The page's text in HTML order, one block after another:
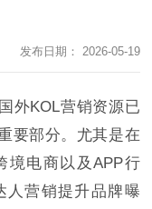
发布日期： 2026-05-19
外KOL营销资源已
要部分。尤其是在
境电商以及APP行
人营销提升品牌曝